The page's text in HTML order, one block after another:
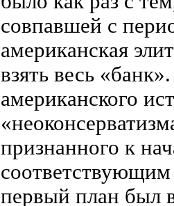
совпавшей с
американская
взять весь
американского
признанного к
первый план был